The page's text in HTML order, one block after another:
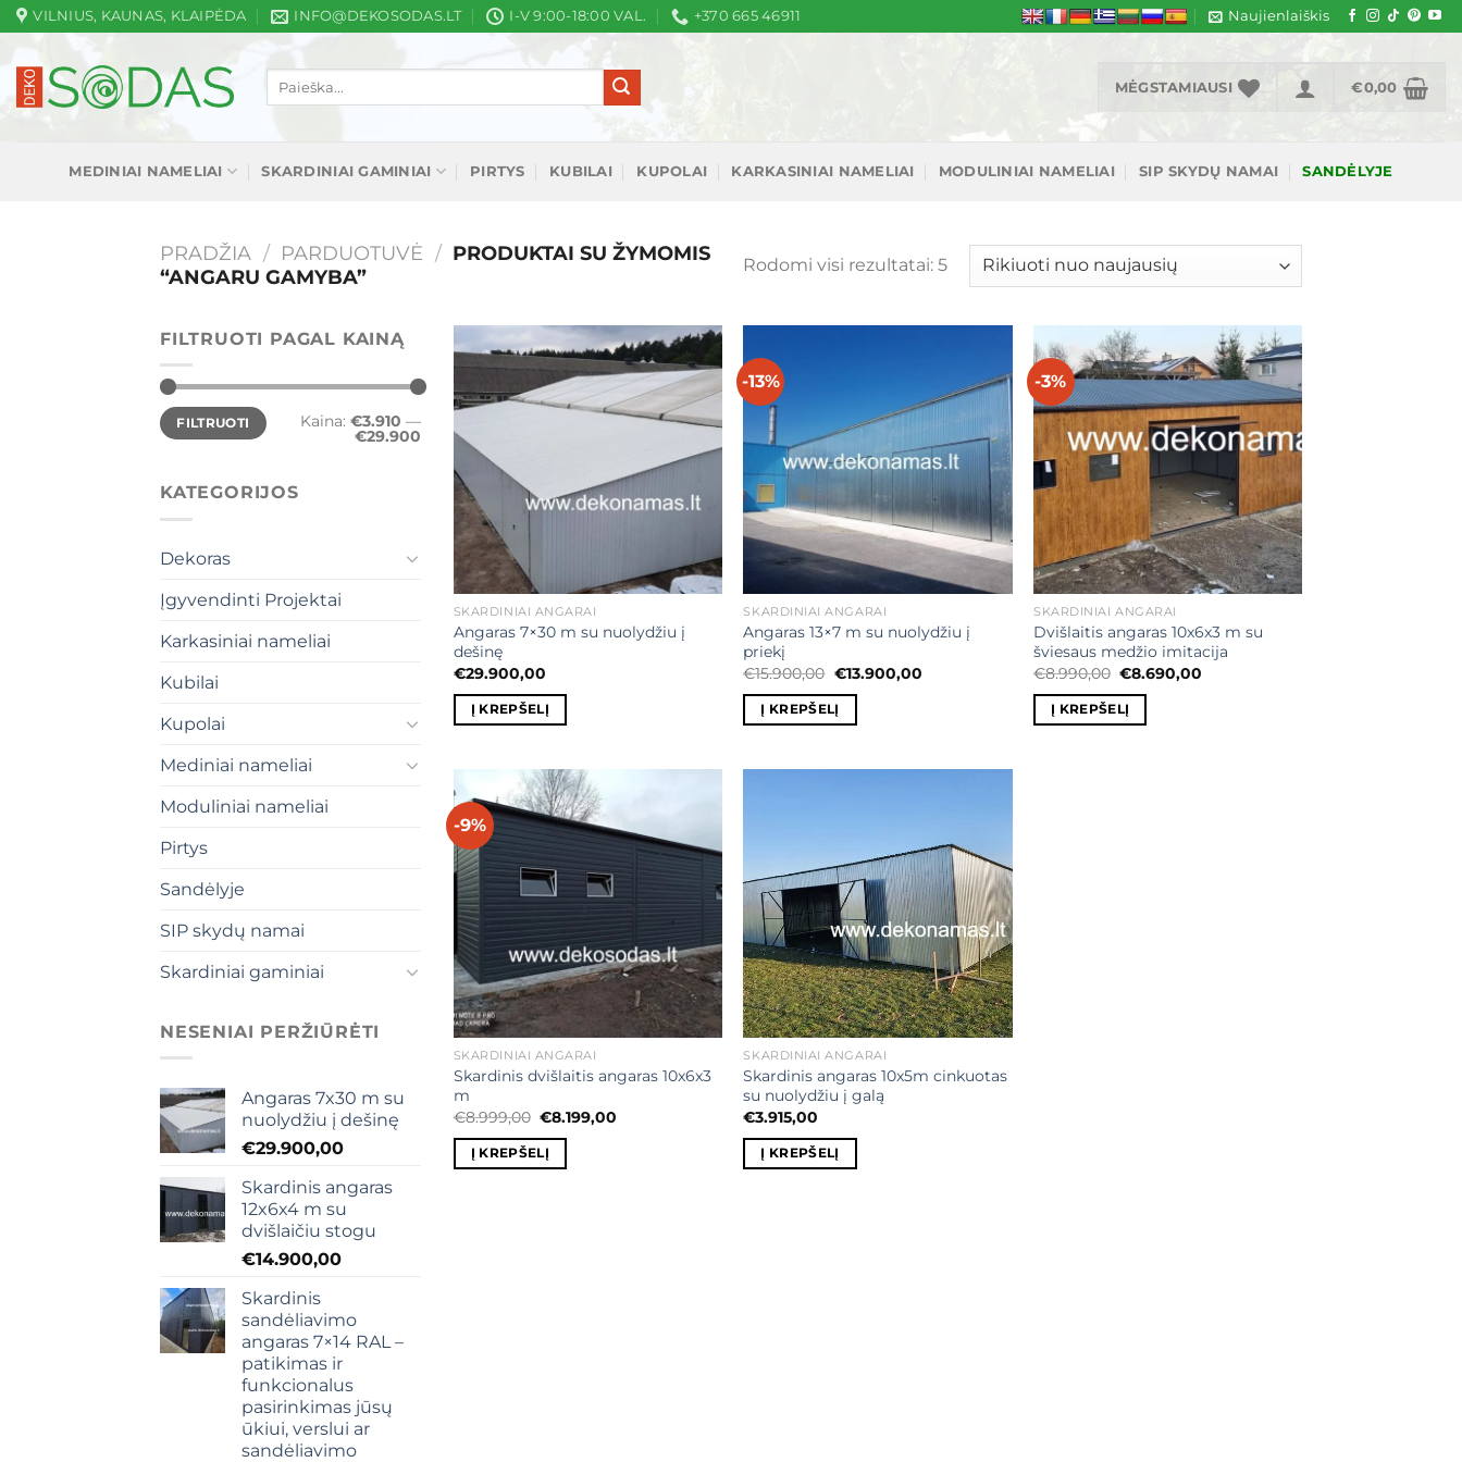
Skip
to
content
VILNIUS, KAUNAS, KLAIPĖDA INFO@DEKOSODAS.LT I-V 9:00-18:00 VAL. +370 665 46911 Naujienlaiškis
Ieškoti:
MĖGSTAMIAUSI €0,00
MEDINIAI NAMELIAI SKARDINIAI GAMINIAI PIRTYS KUBILAI KUPOLAI KARKASINIAI NAMELIAI MODULINIAI NAMELIAI SIP SKYDŲ NAMAI SANDĖLYJE
PRADŽIA / PARDUOTUVĖ / PRODUKTAI SU ŽYMOMIS
“ANGARU GAMYBA”
Rodomi visi rezultatai: 5Rūšiuojama
pagal
FILTRUOTI PAGAL KAINĄ
Min
kaina
Maks
kaina
FILTRUOTI Kaina: €3.910 —
€29.900
KATEGORIJOS
Dekoras
Įgyvendinti Projektai
Karkasiniai nameliai
Kubilai
Kupolai
Mediniai nameliai
Moduliniai nameliai
Pirtys
Sandėlyje
SIP skydų namai
Skardiniai gaminiai
NESENIAI PERŽIŪRĖTI
Angaras 7x30 m su
nuolydžiu į dešinę
€29.900,00
Skardinis angaras
12x6x4 m su
dvišlaičiu stogu
€14.900,00
Skardinis
sandėliavimo
angaras 7×14 RAL –
patikimas ir
funkcionalus
pasirinkimas jūsų
ūkiui, verslui ar
sandėliavimo
Mėgstamiausias
SKARDINIAI ANGARAI
Angaras 7×30 m su nuolydžiu į
dešinę
€29.900,00
Į KREPŠELĮ
-13% Mėgstamiausias
SKARDINIAI ANGARAI
Angaras 13×7 m su nuolydžiu į
priekį
€15.900,00 Original
was:
€15.900,00.
€13.900,00Current
Į KREPŠELĮ
-3% Mėgstamiausias
SKARDINIAI ANGARAI
Dvišlaitis angaras 10x6x3 m su
šviesaus medžio imitacija
€8.990,00 Original
was:
€8.990,00.
€8.690,00
Į KREPŠELĮ
-9% Mėgstamiausias
SKARDINIAI ANGARAI
Skardinis dvišlaitis angaras 10x6x3
m
€8.999,00 Original
was:
€8.999,00.
€8.199,00
Į KREPŠELĮ
SKARDINIAI ANGARAI
Skardinis angaras 10x5m cinkuotas
su nuolydžiu į galą
€3.915,00
Į KREPŠELĮ